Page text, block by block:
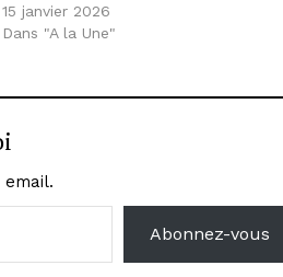
15 janvier 2026
Dans "A la Une"
Abonnez-vous